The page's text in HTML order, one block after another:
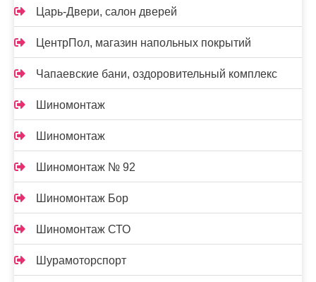
Царь-Двери, салон дверей
ЦентрПол, магазин напольных покрытий
Чапаевские бани, оздоровительный комплекс
Шиномонтаж
Шиномонтаж
Шиномонтаж № 92
Шиномонтаж Бор
Шиномонтаж СТО
Шурамоторспорт